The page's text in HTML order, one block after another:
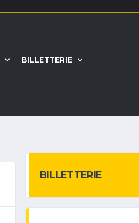
BILLETTERIE
BILLETTERIE